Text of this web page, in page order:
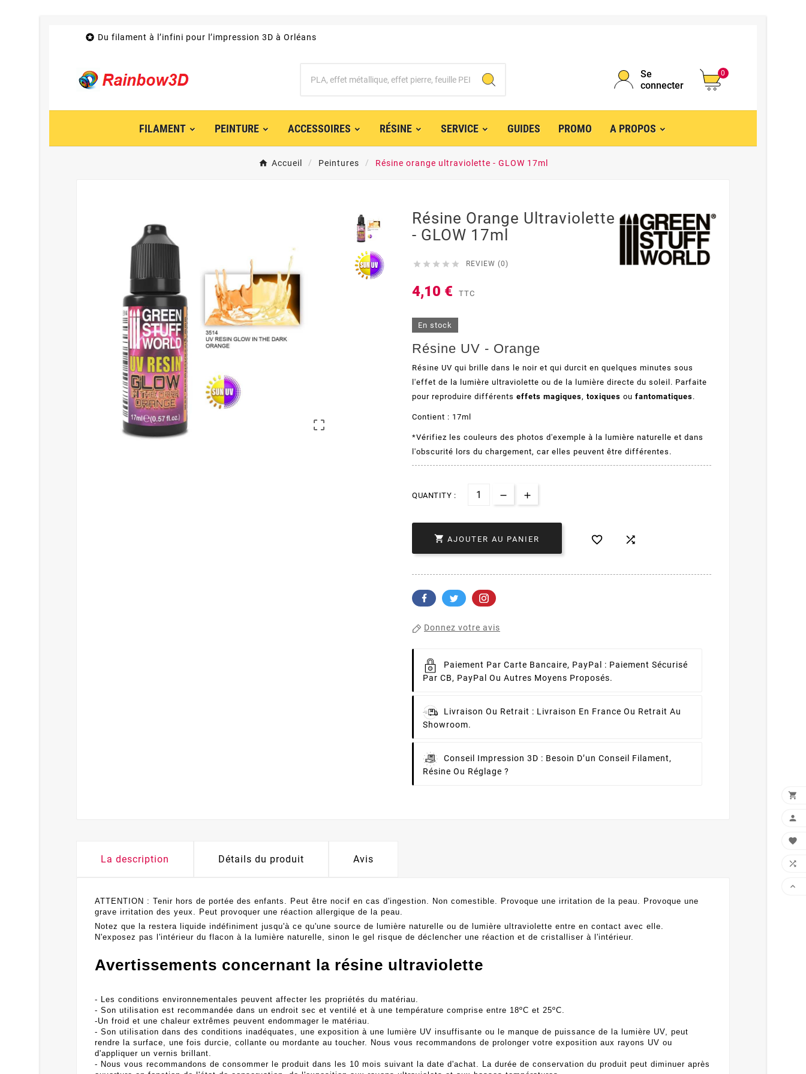
 Du filament à l’infini pour l’impression 3D à Orléans
Se
connecter
0
FILAMENT PEINTURE ACCESSOIRES RÉSINE SERVICE GUIDES PROMO A PROPOS
Accueil Peintures Résine orange ultraviolette - GLOW 17ml

Résine Orange Ultraviolette
- GLOW 17ml
     REVIEW (0)
4,10 € TTC
En stock
Résine UV - Orange
Résine UV qui brille dans le noir et qui durcit en quelques minutes sous
l'effet de la lumière ultraviolette ou de la lumière directe du soleil. Parfaite
pour reproduire différents effets magiques, toxiques ou fantomatiques.
Contient : 17ml
*Vérifiez les couleurs des photos d'exemple à la lumière naturelle et dans
l'obscurité lors du chargement, car elles peuvent être différentes.
QUANTITY :
 AJOUTER AU PANIER  
Donnez votre avis
Paiement Par Carte Bancaire, PayPal : Paiement Sécurisé
Par CB, PayPal Ou Autres Moyens Proposés.
Livraison Ou Retrait : Livraison En France Ou Retrait Au
Showroom.
Conseil Impression 3D : Besoin D’un Conseil Filament,
Résine Ou Réglage ?
La description Détails du produit Avis
ATTENTION : Tenir hors de portée des enfants. Peut être nocif en cas d'ingestion. Non comestible. Provoque une irritation de la peau. Provoque une
grave irritation des yeux. Peut provoquer une réaction allergique de la peau.
Notez que la restera liquide indéfiniment jusqu'à ce qu'une source de lumière naturelle ou de lumière ultraviolette entre en contact avec elle.
N'exposez pas l'intérieur du flacon à la lumière naturelle, sinon le gel risque de déclencher une réaction et de cristalliser à l'intérieur.
Avertissements concernant la résine ultraviolette
- Les conditions environnementales peuvent affecter les propriétés du matériau.
- Son utilisation est recommandée dans un endroit sec et ventilé et à une température comprise entre 18ºC et 25ºC.
-Un froid et une chaleur extrêmes peuvent endommager le matériau.
- Son utilisation dans des conditions inadéquates, une exposition à une lumière UV insuffisante ou le manque de puissance de la lumière UV, peut
rendre la surface, une fois durcie, collante ou mordante au toucher. Nous vous recommandons de prolonger votre exposition aux rayons UV ou
d'appliquer un vernis brillant.
- Nous vous recommandons de consommer le produit dans les 10 mois suivant la date d'achat. La durée de conservation du produit peut diminuer après




